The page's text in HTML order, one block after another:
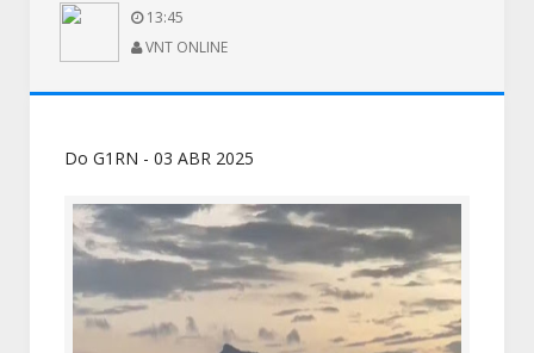
13:45
VNT ONLINE
Do G1RN - 03 ABR 2025